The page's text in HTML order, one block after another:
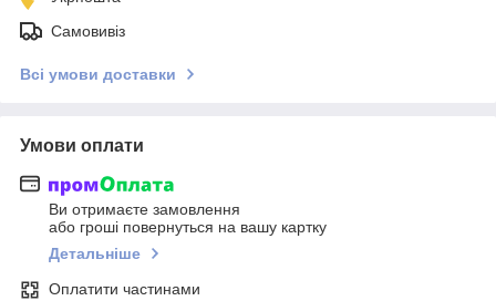
Самовивіз
Всі умови доставки
Умови оплати
Ви отримаєте замовлення
або гроші повернуться на вашу картку
Детальніше
Оплатити частинами